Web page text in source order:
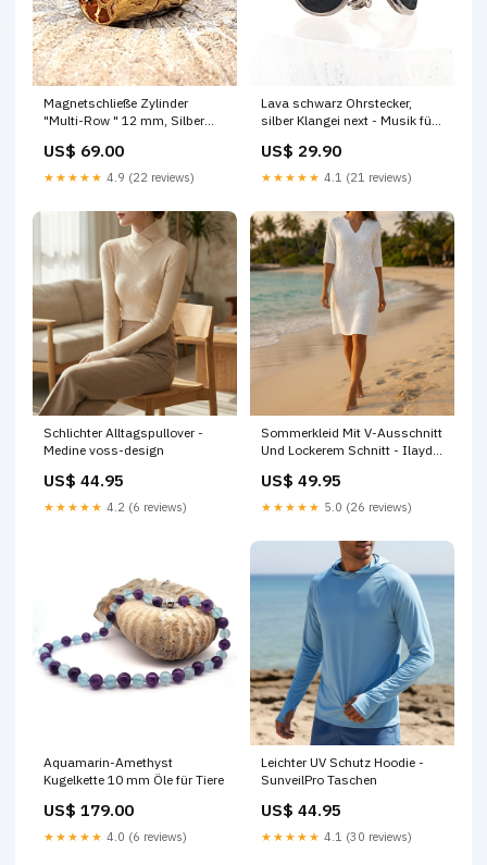
Magnetschließe Zylinder
"Multi-Row " 12 mm, Silber
Ohrringe
US$ 69.00
★★★★★ 4.9 (22 reviews)
Lava schwarz Ohrstecker,
silber Klangei next - Musik für
US$ 29.90
★★★★★ 4.1 (21 reviews)
Schlichter Alltagspullover -
Medine voss-design
US$ 44.95
★★★★★ 4.2 (6 reviews)
Sommerkleid Mit V-Ausschnitt
Und Lockerem Schnitt - Ilayda
US$ 49.95
★★★★★ 5.0 (26 reviews)
Aquamarin-Amethyst
Kugelkette 10 mm Öle für Tiere
US$ 179.00
★★★★★ 4.0 (6 reviews)
Leichter UV Schutz Hoodie -
SunveilPro Taschen
US$ 44.95
★★★★★ 4.1 (30 reviews)